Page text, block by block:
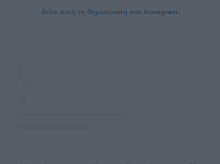
Δείτε αυτή τη δημοσίευση στο Instagram.